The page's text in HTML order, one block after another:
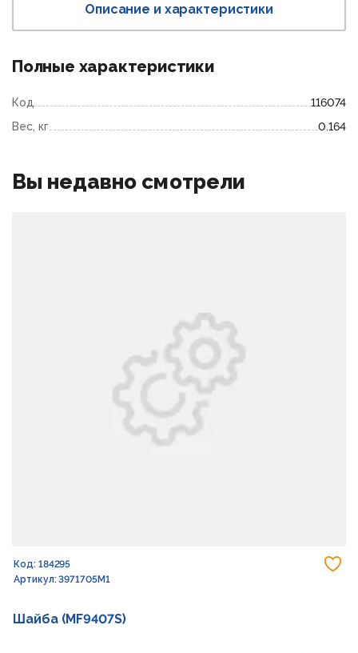
Описание и характеристики
Полные характеристики
Код
116074
Вес, кг
0.164
Вы недавно смотрели
Код: 184295
Артикул: 3971705M1
Шайба (MF9407S)